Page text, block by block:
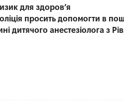
для здоров’я
просить допомогти в
дитячого анестезіолога з